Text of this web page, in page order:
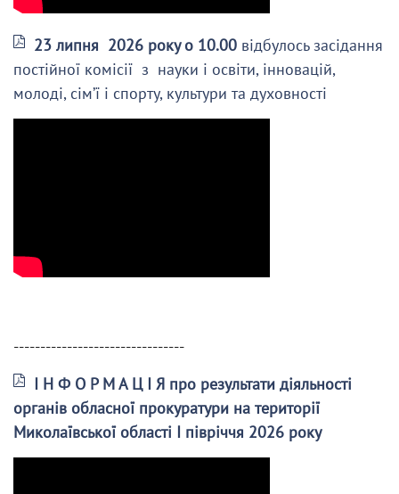
23 липня 2026 року о 10.00 відбулось засідання
постійної комісії з науки і освіти, інновацій,
молоді, сім’ї і спорту, культури та духовності
--------------------------------
І Н Ф О Р М А Ц І Я про результати діяльності
органів обласної прокуратури на території
Миколаївської області І півріччя 2026 року